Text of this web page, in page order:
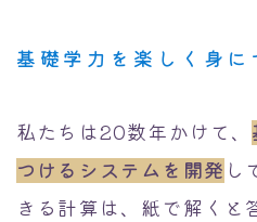
基礎学力を楽しく身に
私たちは20数年かけて、
つけるシステムを開発 し
きる計算は、紙で解くと